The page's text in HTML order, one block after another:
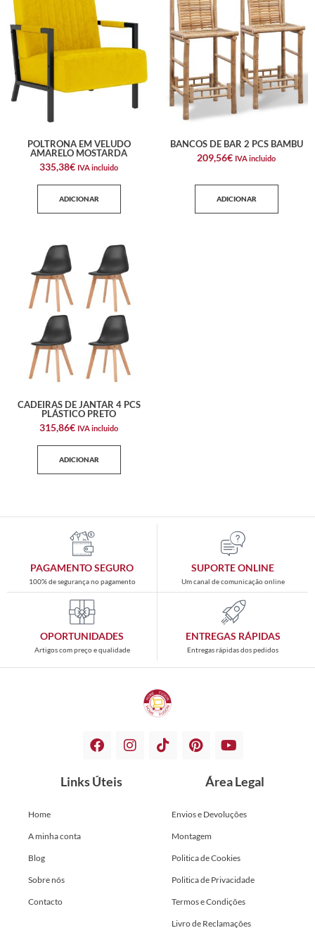
POLTRONA EM VELUDO
AMARELO MOSTARDA
335,38€ IVA incluido
ADICIONAR
BANCOS DE BAR 2 PCS BAMBU
209,56€ IVA incluido
ADICIONAR
CADEIRAS DE JANTAR 4 PCS
PLÁSTICO PRETO
315,86€ IVA incluido
ADICIONAR
PAGAMENTO SEGURO
100% de segurança no pagamento
SUPORTE ONLINE
Um canal de comunicação online
OPORTUNIDADES
Artigos com preço e qualidade
ENTREGAS RÁPIDAS
Entregas rápidas dos pedidos
Links Úteis
Home
A minha conta
Blog
Sobre nós
Contacto
Área Legal
Envios e Devoluções
Montagem
Politica de Cookies
Politica de Privacidade
Termos e Condições
Livro de Reclamações